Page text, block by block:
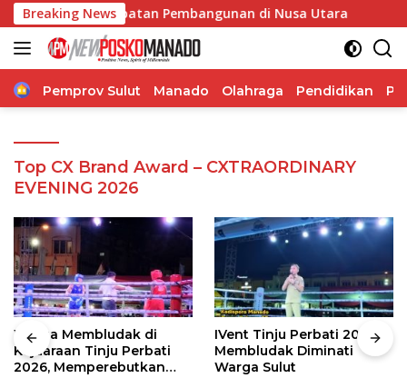
Langsung
ke
konten
Breaking News
Percepatan Pembangunan di Nusa Utara
Home
Pemprov Sulut Manado Olahraga Pendidikan
Top CX Brand Award – CXTRAORDINARY
EVENING 2026
Warga Membludak di
Kejuaraan Tinju Perbati
2026, Memperebutkan
IVent Tinju Perbati 2026
Membludak Diminati
Warga Sulut